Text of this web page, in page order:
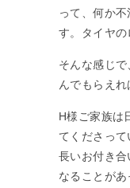
って、何か
す。タイヤの
そんな感じ
んでもらえれ
H様ご家族は
てくださっ
長いお付き
なることがあ